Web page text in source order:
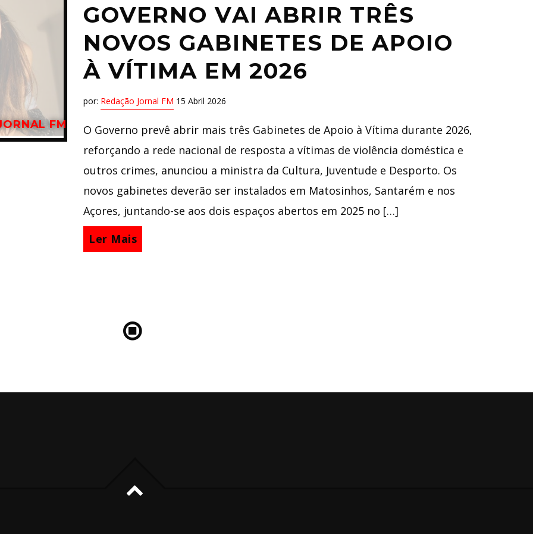
FM
GOVERNO VAI ABRIR TRÊS
NOVOS GABINETES DE APOIO
À VÍTIMA EM 2026
por: Redação Jornal FM 15 Abril 2026
O Governo prevê abrir mais três Gabinetes de Apoio à Vítima durante 2026,
reforçando a rede nacional de resposta a vítimas de violência doméstica e
outros crimes, anunciou a ministra da Cultura, Juventude e Desporto. Os
novos gabinetes deverão ser instalados em Matosinhos, Santarém e nos
Açores, juntando-se aos dois espaços abertos em 2025 no […]
Ler Mais